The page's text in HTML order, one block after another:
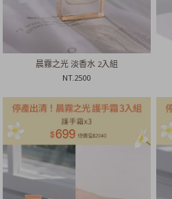
晨霧之光 淡香水 2入組
NT.2500